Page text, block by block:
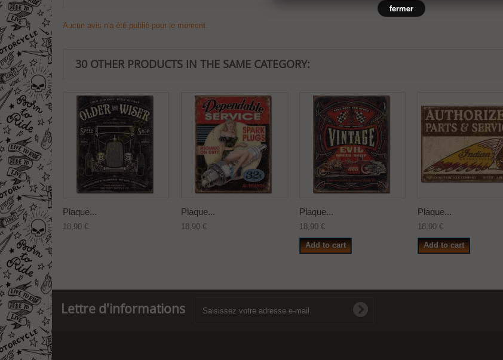
Aucun avis n'a été publié pour le moment.
30 OTHER PRODUCTS IN THE SAME CATEGORY:
Plaque...
18,90 €
Plaque...
18,90 €
Plaque...
18,90 €
Add to cart
Plaque...
18,90 €
Add to cart
Lettre d'informations
fermer